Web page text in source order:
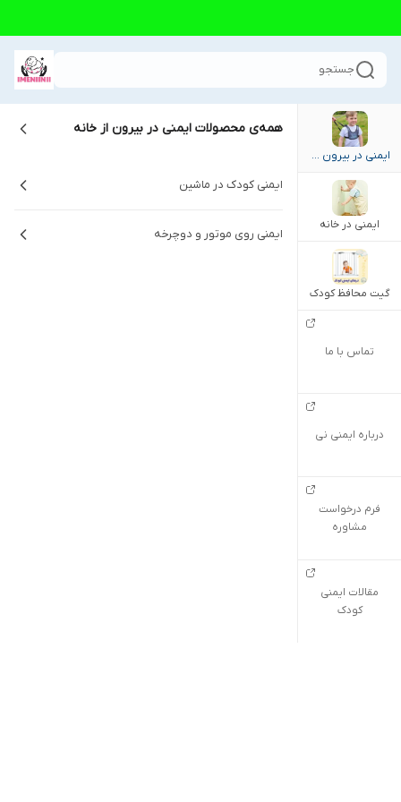
جستجو
ایمنی در بیرون از خانه
ایمنی در خانه
گیت محافظ کودک
تماس با ما
درباره ایمنی نی
فرم درخواست
مشاوره
مقالات ایمنی
کودک
همه‌ی محصولات ایمنی در بیرون از خانه
ایمنی کودک در ماشین
ایمنی روی موتور و دوچرخه